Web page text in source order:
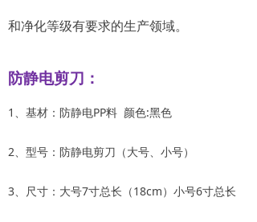
和净化等级有要求的生产领域。
防静电剪刀：
1、基材：防静电PP料 颜色:黑色
2、型号：防静电剪刀（大号、小号）
3、尺寸：大号7寸总长（18cm）小号6寸总长